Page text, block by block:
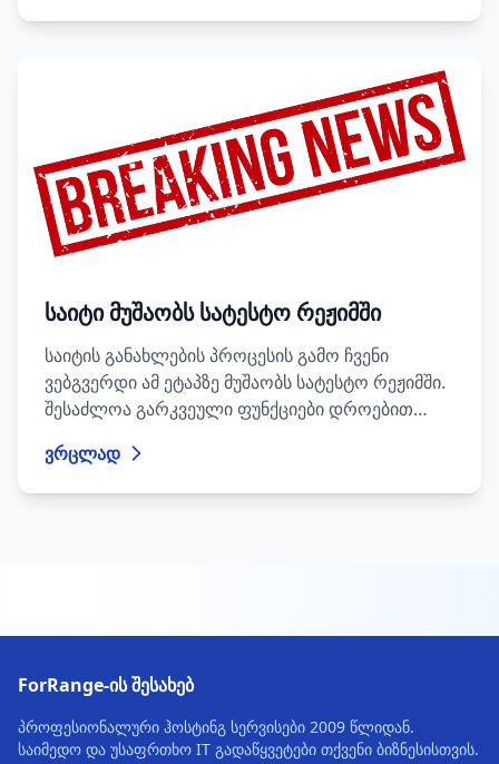
საიტი მუშაობს სატესტო რეჟიმში
საიტის განახლების პროცესის გამო ჩვენი
ვებგვერდი ამ ეტაპზე მუშაობს სატესტო რეჟიმში.
შესაძლოა გარკვეული ფუნქციები დროებით
ვრცლად
ForRange-ის შესახებ
პროფესიონალური ჰოსტინგ სერვისები 2009 წლიდან.
საიმედო და უსაფრთხო IT გადაწყვეტები თქვენი ბიზნესისთვის.